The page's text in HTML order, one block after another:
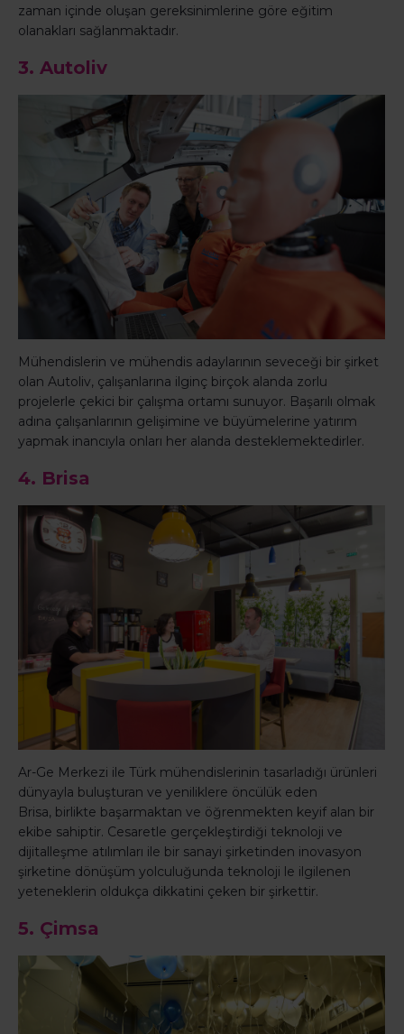
zaman içinde oluşan gereksinimlerine göre eğitim
olanakları sağlanmaktadır.
3. Autoliv
Mühendislerin ve mühendis adaylarının seveceği bir şirket
olan Autoliv, çalışanlarına ilginç birçok alanda zorlu
projelerle çekici bir çalışma ortamı sunuyor. Başarılı olmak
adına çalışanlarının gelişimine ve büyümelerine yatırım
yapmak inancıyla onları her alanda desteklemektedirler.
4. Brisa
Ar-Ge Merkezi ile Türk mühendislerinin tasarladığı ürünleri
dünyayla buluşturan ve yeniliklere öncülük eden
Brisa, birlikte başarmaktan ve öğrenmekten keyif alan bir
ekibe sahiptir. Cesaretle gerçekleştirdiği teknoloji ve
dijitalleşme atılımları ile bir sanayi şirketinden inovasyon
şirketine dönüşüm yolculuğunda teknoloji le ilgilenen
yeteneklerin oldukça dikkatini çeken bir şirkettir.
5. Çimsa